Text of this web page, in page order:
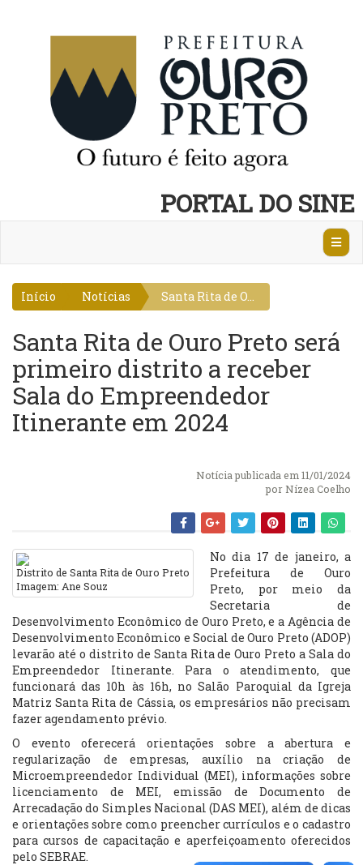
PORTAL DO SINE
Abrir
Início Notícias Santa Rita de O...
Santa Rita de Ouro Preto será
primeiro distrito a receber
Sala do Empreendedor
Itinerante em 2024
Notícia publicada em 11/01/2024
por Nízea Coelho
Distrito de Santa Rita de Ouro Preto
Imagem: Ane Souz
No dia 17 de janeiro, a
Prefeitura de Ouro
Preto, por meio da
Secretaria de
Desenvolvimento Econômico de Ouro Preto, e a Agência de
Desenvolvimento Econômico e Social de Ouro Preto (ADOP)
levarão até o distrito de Santa Rita de Ouro Preto a Sala do
Empreendedor Itinerante. Para o atendimento, que
funcionará das 10h às 16h, no Salão Paroquial da Igreja
Matriz Santa Rita de Cássia, os empresários não precisam
fazer agendamento prévio.
O evento oferecerá orientações sobre a abertura e
regularização de empresas, auxílio na criação de
Microempreendedor Individual (MEI), informações sobre
licenciamento de MEI, emissão de Documento de
Arrecadação do Simples Nacional (DAS MEI), além de dicas
e orientações sobre como preencher currículos e o cadastro
para cursos de capacitação e aperfeiçoamento oferecidos
pelo SEBRAE.